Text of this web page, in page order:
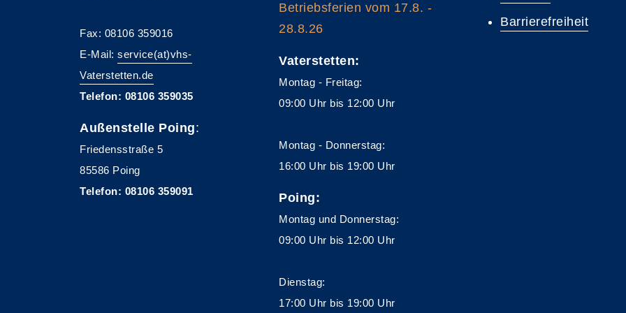
Fax: 08106 359016
E-Mail: service(at)vhs-
Vaterstetten.de
Telefon: 08106 359035
Außenstelle Poing:
Friedensstraße 5
85586 Poing
Telefon: 08106 359091
Betriebsferien vom 17.8. -
28.8.26
Vaterstetten:
Montag - Freitag:
09:00 Uhr bis 12:00 Uhr
Montag - Donnerstag:
16:00 Uhr bis 19:00 Uhr
Poing:
Montag und Donnerstag:
09:00 Uhr bis 12:00 Uhr
Dienstag:
17:00 Uhr bis 19:00 Uhr
Barrierefreiheit